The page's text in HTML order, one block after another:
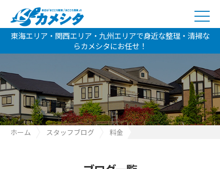
東海エリア・関西エリア・九州エリアで身近な整理・清掃な
らカメシタにお任せ！
ホーム スタッフブログ
料金